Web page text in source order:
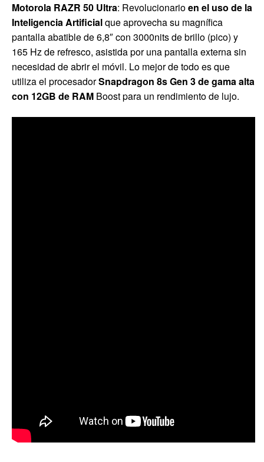
Motorola RAZR 50 Ultra: Revolucionarioen el uso de la
Inteligencia Artificialque aprovecha su magnífica
pantalla abatible de 6,8″ con 3000nits de brillo (pico) y
165 Hz de refresco, asistida por una pantalla externa sin
necesidad de abrir el móvil. Lo mejor de todo es que
utiliza el procesadorSnapdragon 8s Gen 3 de gama alta
con 12GB de RAM Boost para un rendimiento de lujo.